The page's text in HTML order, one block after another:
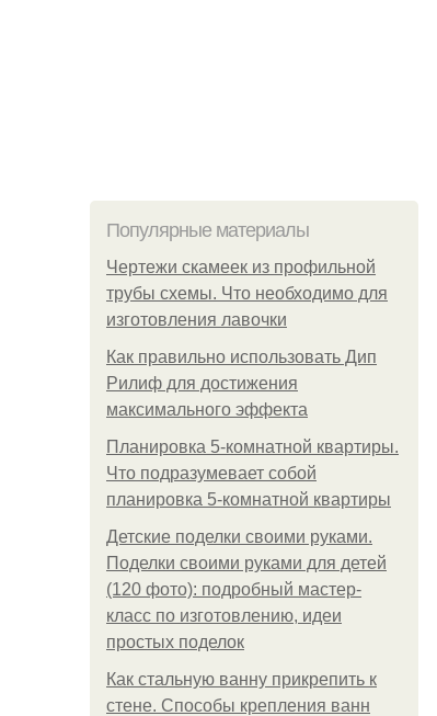
Популярные материалы
Чертежи скамеек из профильной
трубы схемы. Что необходимо для
изготовления лавочки
Как правильно использовать Дип
Рилиф для достижения
максимального эффекта
Планировка 5-комнатной квартиры.
Что подразумевает собой
планировка 5-комнатной квартиры
Детские поделки своими руками.
Поделки своими руками для детей
(120 фото): подробный мастер-
класс по изготовлению, идеи
простых поделок
Как стальную ванну прикрепить к
стене. Способы крепления ванн